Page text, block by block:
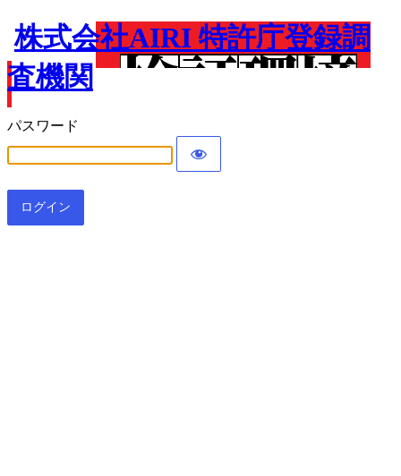
株式会社AIRI 特許庁登録調
査機関
パスワード